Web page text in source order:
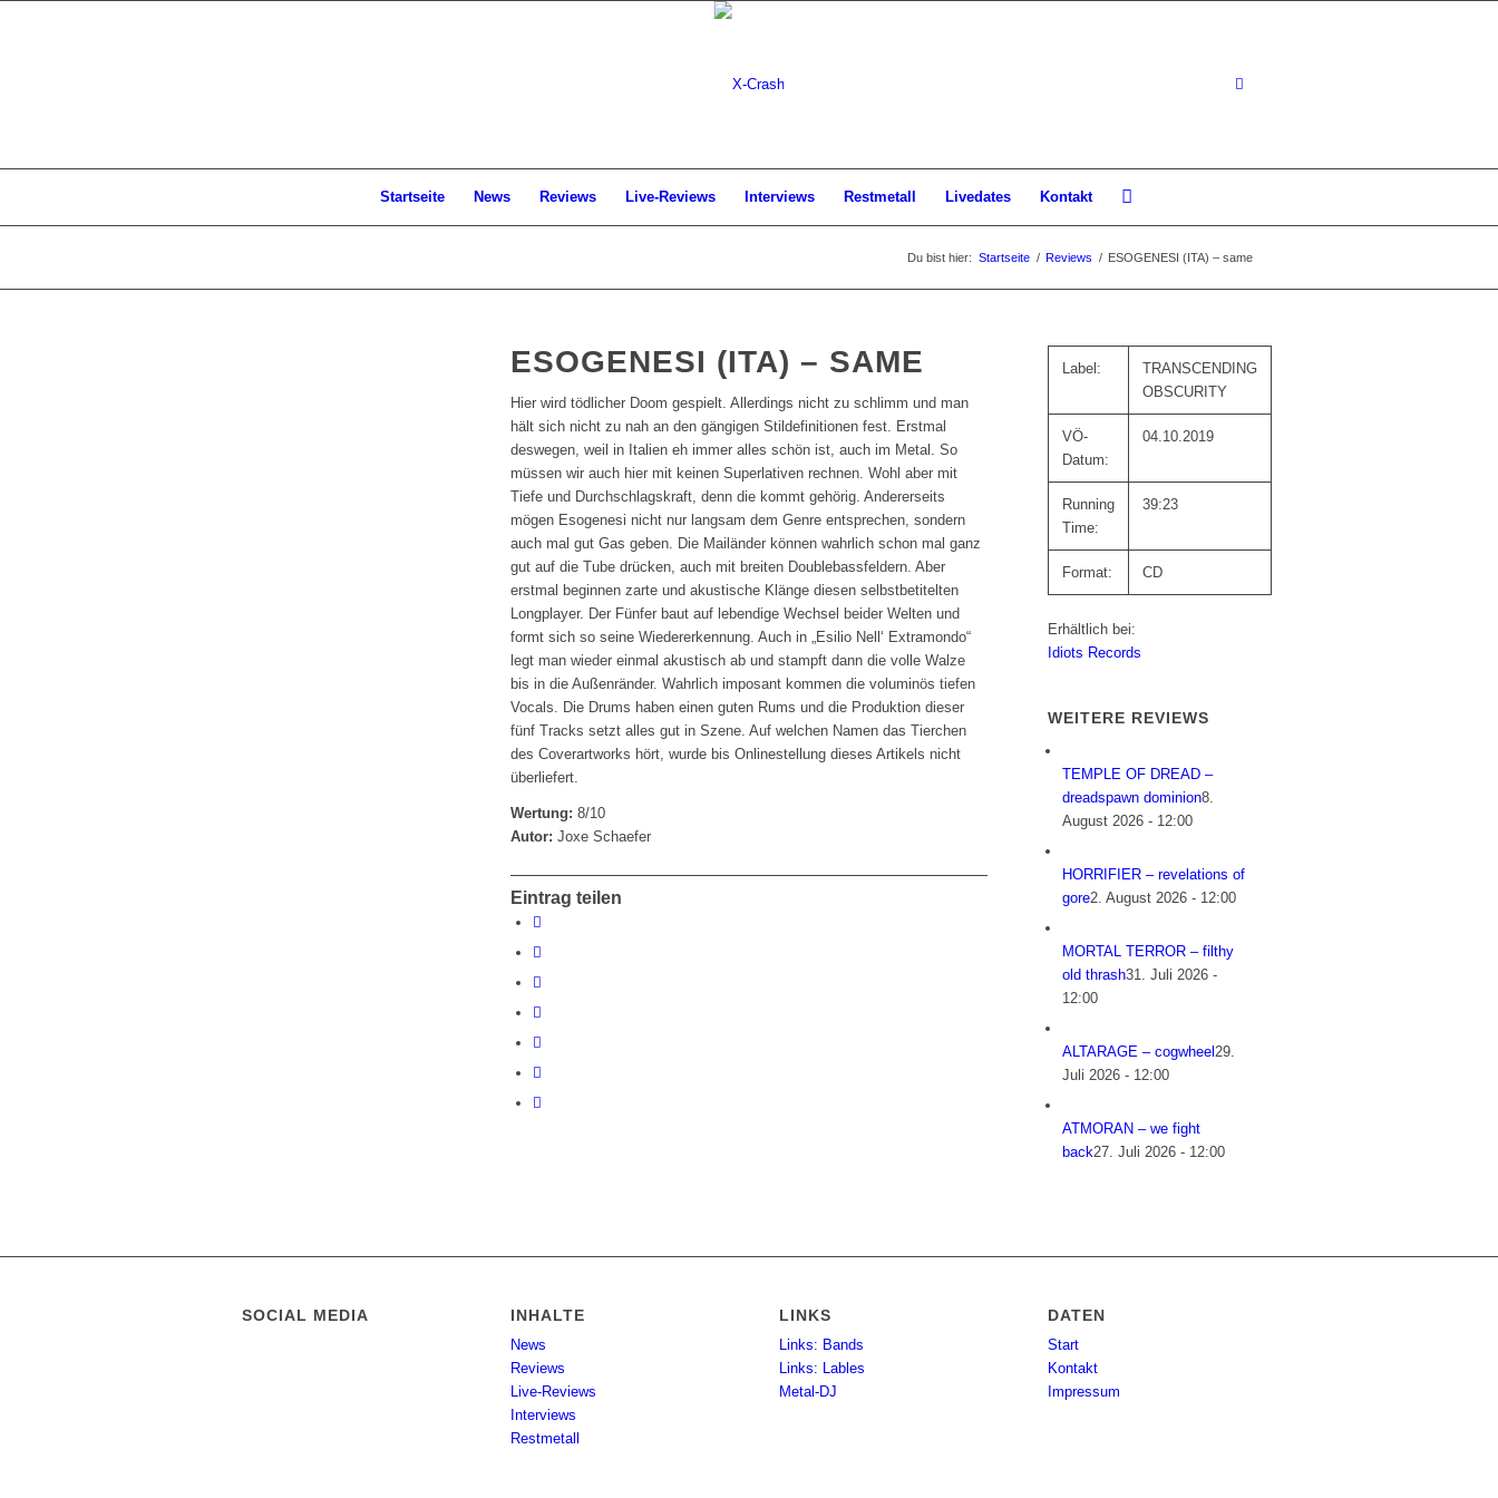
Startseite News Reviews Live-Reviews Interviews Restmetall Livedates Kontakt
Du bist hier: Startseite / Reviews / ESOGENESI (ITA) – same
ESOGENESI (ITA) – SAME
Hier wird tödlicher Doom gespielt. Allerdings nicht zu schlimm und man
hält sich nicht zu nah an den gängigen Stildefinitionen fest. Erstmal
deswegen, weil in Italien eh immer alles schön ist, auch im Metal. So
müssen wir auch hier mit keinen Superlativen rechnen. Wohl aber mit
Tiefe und Durchschlagskraft, denn die kommt gehörig. Andererseits
mögen Esogenesi nicht nur langsam dem Genre entsprechen, sondern
auch mal gut Gas geben. Die Mailänder können wahrlich schon mal ganz
gut auf die Tube drücken, auch mit breiten Doublebassfeldern. Aber
erstmal beginnen zarte und akustische Klänge diesen selbstbetitelten
Longplayer. Der Fünfer baut auf lebendige Wechsel beider Welten und
formt sich so seine Wiedererkennung. Auch in „Esilio Nell‘ Extramondo“
legt man wieder einmal akustisch ab und stampft dann die volle Walze
bis in die Außenränder. Wahrlich imposant kommen die voluminös tiefen
Vocals. Die Drums haben einen guten Rums und die Produktion dieser
fünf Tracks setzt alles gut in Szene. Auf welchen Namen das Tierchen
des Coverartworks hört, wurde bis Onlinestellung dieses Artikels nicht
überliefert.
Wertung: 8/10
Autor: Joxe Schaefer
Eintrag teilen
Label:
TRANSCENDING
OBSCURITY
VÖ-
Datum:
04.10.2019
Running
Time:
39:23
Format: CD
Erhältlich bei:
Idiots Records
WEITERE REVIEWS
TEMPLE OF DREAD –
dreadspawn dominion8.
August 2026 - 12:00
HORRIFIER – revelations of
gore2. August 2026 - 12:00
MORTAL TERROR – filthy
old thrash31. Juli 2026 -
12:00
ALTARAGE – cogwheel29.
Juli 2026 - 12:00
ATMORAN – we fight
back27. Juli 2026 - 12:00
SOCIAL MEDIA INHALTE
News
Reviews
Live-Reviews
Interviews
Restmetall
LINKS
Links: Bands
Links: Lables
Metal-DJ
DATEN
Start
Kontakt
Impressum